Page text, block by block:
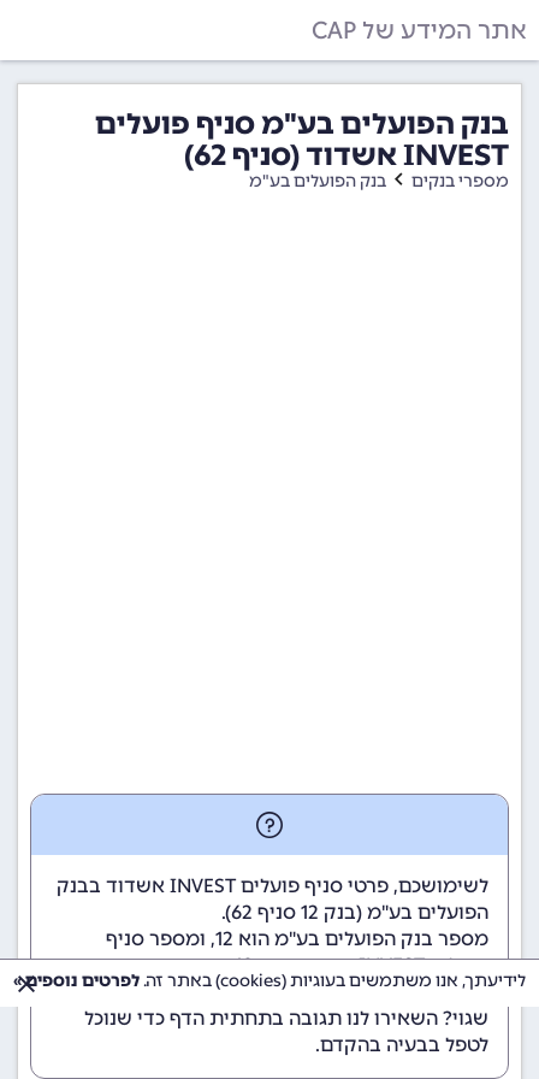
אתר המידע של CAP
בנק הפועלים בע"מ סניף פועלים
INVEST אשדוד (סניף 62)
מספרי בנקים בנק הפועלים בע"מ
לשימושכם, פרטי סניף פועלים INVEST אשדוד בבנק
הפועלים בע"מ (בנק 12
סניף 62).
מספר בנק הפועלים בע"מ הוא 12
, ומספר סניף
פועלים INVEST אשדוד הוא 62.
הנתונים מתעדכנים באופן קבוע. נתקלתם במידע
שגוי? השאירו לנו תגובה בתחתית הדף כדי שנוכל
לטפל בבעיה בהקדם.
לידיעתך, אנו משתמשים בעוגיות (cookies) באתר זה. לפרטים נוספים »